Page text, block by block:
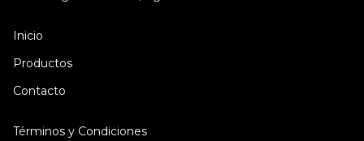
Inicio
Productos
Contacto
Términos y Condiciones